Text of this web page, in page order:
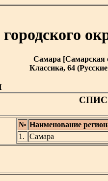
городского
Самара [Самарская
Классика, 64
№ Наименование
1.
Самара